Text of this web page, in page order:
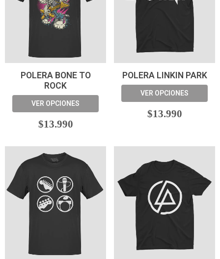
POLERA BONE TO
ROCK
VER OPCIONES
$13.990
POLERA LINKIN PARK
VER OPCIONES
$13.990